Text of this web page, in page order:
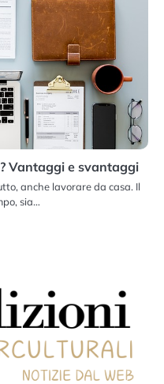
Vantaggi e svantaggi
anche lavorare da casa. Il
sia…